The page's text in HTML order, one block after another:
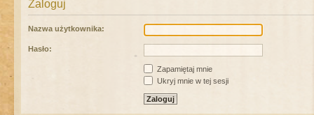
Zaloguj
Nazwa użytkownika:
Hasło:
Zapamiętaj mnie
Ukryj mnie w tej sesji